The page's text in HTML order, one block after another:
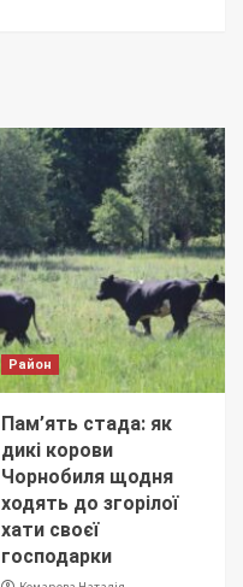
Район
Пам’ять стада: як
дикі корови
Чорнобиля щодня
ходять до згорілої
хати своєї
господарки